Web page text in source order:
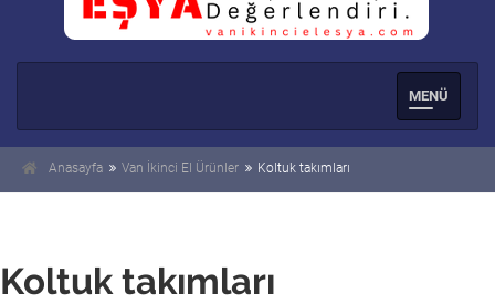
Men�
Anasayfa Van İkinci El Ürünler Koltuk takımları
Koltuk takımları